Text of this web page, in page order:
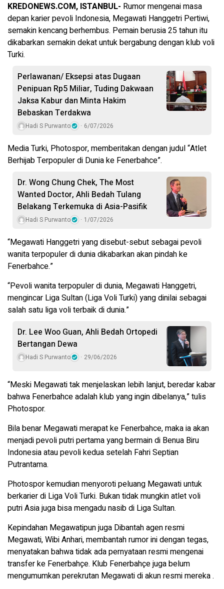
KREDONEWS.COM, ISTANBUL- Rumor mengenai masa
depan karier pevoli Indonesia, Megawati Hanggetri Pertiwi,
semakin kencang berhembus. Pemain berusia 25 tahun itu
dikabarkan semakin dekat untuk bergabung dengan klub voli
Turki.
Perlawanan/ Eksepsi atas Dugaan
Penipuan Rp5 Miliar, Tuding Dakwaan
Jaksa Kabur dan Minta Hakim
Bebaskan Terdakwa
Hadi S Purwanto 6/07/2026
Media Turki, Photospor, memberitakan dengan judul “Atlet
Berhijab Terpopuler di Dunia ke Fenerbahce”.
Dr. Wong Chung Chek, The Most
Wanted Doctor, Ahli Bedah Tulang
Belakang Terkemuka di Asia-Pasifik
Hadi S Purwanto 1/07/2026
“Megawati Hanggetri yang disebut-sebut sebagai pevoli
wanita terpopuler di dunia dikabarkan akan pindah ke
Fenerbahce.”
“Pevoli wanita terpopuler di dunia, Megawati Hanggetri,
mengincar Liga Sultan (Liga Voli Turki) yang dinilai sebagai
salah satu liga voli terbaik di dunia.”
Dr. Lee Woo Guan, Ahli Bedah Ortopedi
Bertangan Dewa
Hadi S Purwanto 29/06/2026
“Meski Megawati tak menjelaskan lebih lanjut, beredar kabar
bahwa Fenerbahce adalah klub yang ingin dibelanya,” tulis
Photospor.
Bila benar Megawati merapat ke Fenerbahce, maka ia akan
menjadi pevoli putri pertama yang bermain di Benua Biru
Indonesia atau pevoli kedua setelah Fahri Septian
Putrantama.
Photospor kemudian menyoroti peluang Megawati untuk
berkarier di Liga Voli Turki. Bukan tidak mungkin atlet voli
putri Asia juga bisa mengadu nasib di Liga Sultan.
Kepindahan Megawatipun juga Dibantah agen resmi
Megawati, Wibi Anhari, membantah rumor ini dengan tegas,
menyatakan bahwa tidak ada pernyataan resmi mengenai
transfer ke Fenerbahçe. Klub Fenerbahçe juga belum
mengumumkan perekrutan Megawati di akun resmi mereka .